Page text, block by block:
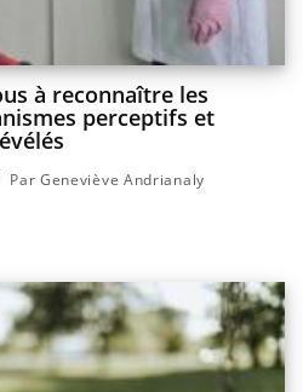
à reconnaître les
perceptifs et
Par Geneviève Andrianaly